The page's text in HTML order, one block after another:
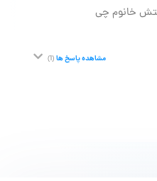
خانوم چی
مشاهده پاسخ ها(1)